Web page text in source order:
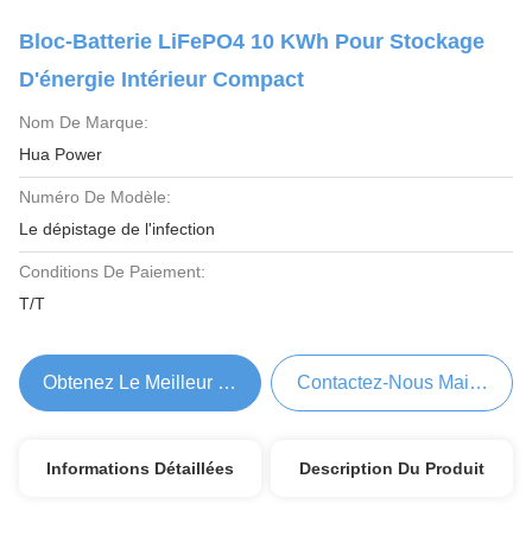
Bloc-Batterie LiFePO4 10 KWh Pour Stockage
D'énergie Intérieur Compact
Nom De Marque:
Hua Power
Numéro De Modèle:
Le dépistage de l'infection
Conditions De Paiement:
T/T
Obtenez Le Meilleur Prix Contactez-Nous Maintenant
Informations Détaillées Description Du Produit